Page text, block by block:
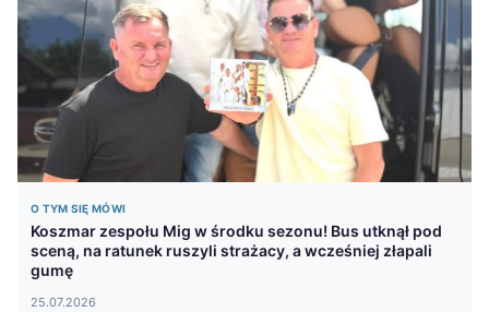
O TYM SIĘ MÓWI
Koszmar zespołu Mig w środku sezonu! Bus utknął pod
sceną, na ratunek ruszyli strażacy, a wcześniej złapali
gumę
25.07.2026